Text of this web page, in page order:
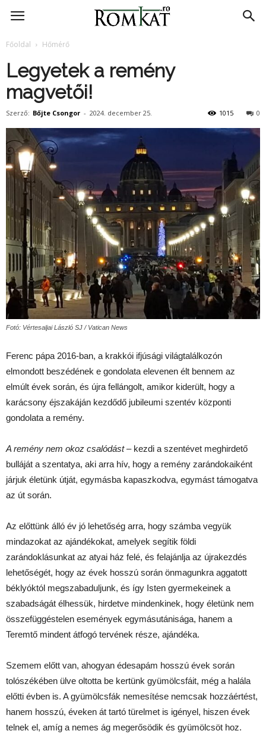
RomKat.ro
Főoldal Hőmérő
Legyetek a remény
magvetői!
Szerző: Bőjte Csongor - 2024. december 25. 0
1015
Fotó: Vértesaljai László SJ / Vatican News
Ferenc pápa 2016-ban, a krakkói ifjúsági világtalálkozón
elmondott beszédének e gondolata elevenen élt bennem az
elmúlt évek során, és újra fellángolt, amikor kiderült, hogy a
karácsony éjszakáján kezdődő jubileumi szentév központi
gondolata a remény.
A remény nem okoz csalódást – kezdi a szentévet meghirdető
bulláját a szentatya, aki arra hív, hogy a remény zarándokaiként
járjuk életünk útját, egymásba kapaszkodva, egymást támogatva
az út során.
Az előttünk álló év jó lehetőség arra, hogy számba vegyük
mindazokat az ajándékokat, amelyek segítik földi
zarándoklásunkat az atyai ház felé, és felajánlja az újrakezdés
lehetőségét, hogy az évek hosszú során önmagunkra aggatott
béklyóktól megszabaduljunk, és így Isten gyermekeinek a
szabadságát élhessük, hirdetve mindenkinek, hogy életünk nem
összefüggéstelen események egymásutánisága, hanem a
Teremtő mindent átfogó tervének része, ajándéka.
Szemem előtt van, ahogyan édesapám hosszú évek során
tolószékében ülve oltotta be kertünk gyümölcsfáit, még a halála
előtti évben is. A gyümölcsfák nemesítése nemcsak hozzáértést,
hanem hosszú, éveken át tartó türelmet is igényel, hiszen évek
telnek el, amíg a nemes ág megerősödik és gyümölcsöt hoz.